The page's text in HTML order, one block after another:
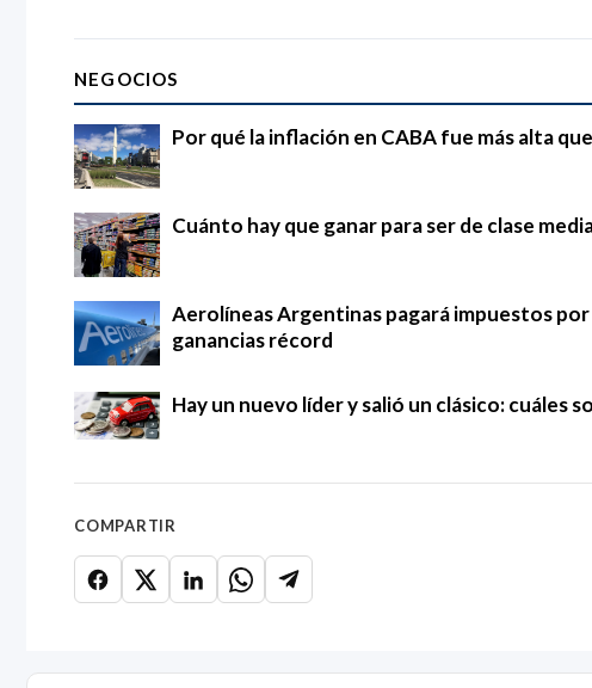
NEGOCIOS
Por qué la inflación en CABA fue más alta
Cuánto hay que ganar para ser de clase
Aerolíneas Argentinas pagará impuestos
ganancias récord
Hay un nuevo líder y salió un clásico: cuáles
COMPARTIR